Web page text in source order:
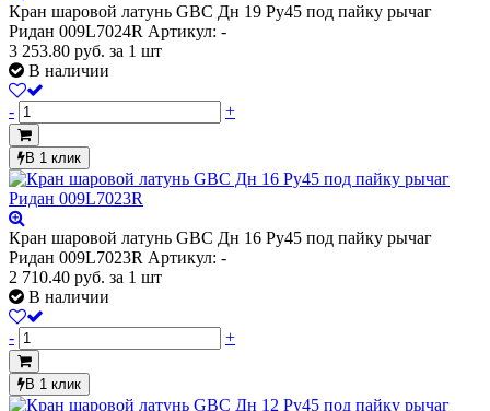
Кран шаровой латунь GBC Дн 19 Ру45 под пайку рычаг
Ридан 009L7024R Артикул: -
3 253.80 руб. за 1 шт
В наличии
- +
В 1 клик
Кран шаровой латунь GBC Дн 16 Ру45 под пайку рычаг
Ридан 009L7023R Артикул: -
2 710.40 руб. за 1 шт
В наличии
- +
В 1 клик